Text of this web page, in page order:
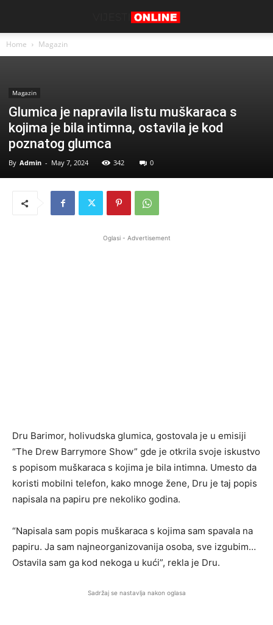
Home Magazin
Magazin
Glumica je napravila listu muškaraca s
kojima je bila intimna, ostavila je kod
poznatog glumca
By Admin - May 7, 2024 342 0
Oglasi - Advertisement
Dru Barimor, holivudska glumica, gostovala je u emisiji
“The Drew Barrymore Show” gde je otkrila svoje iskustvo
s popisom muškaraca s kojima je bila intimna. Umesto da
koristi mobilni telefon, kako mnoge žene, Dru je taj popis
napisala na papiru pre nekoliko godina.
“Napisala sam popis muškaraca s kojima sam spavala na
papiru. Ja sam najneorganizovanija osoba, sve izgubim…
Ostavila sam ga kod nekoga u kući”, rekla je Dru.
Sadržaj se nastavlja nakon oglasa